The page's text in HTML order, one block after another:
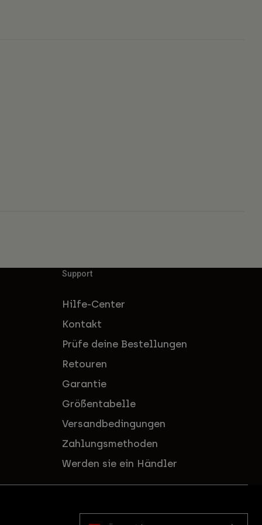
Support
Hilfe-Center
Kontakt
Prüfe deine Bestellungen
Retouren
Garantie
Größentabelle
Versandbedingungen
Zahlungsmethoden
Werden sie ein Händler